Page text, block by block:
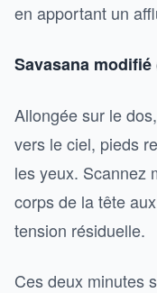
en apportant un
Savasana
Allongée sur le
vers le ciel, pieds
les yeux. Scannez
corps de la tête
tension résiduelle.
Ces deux minutes